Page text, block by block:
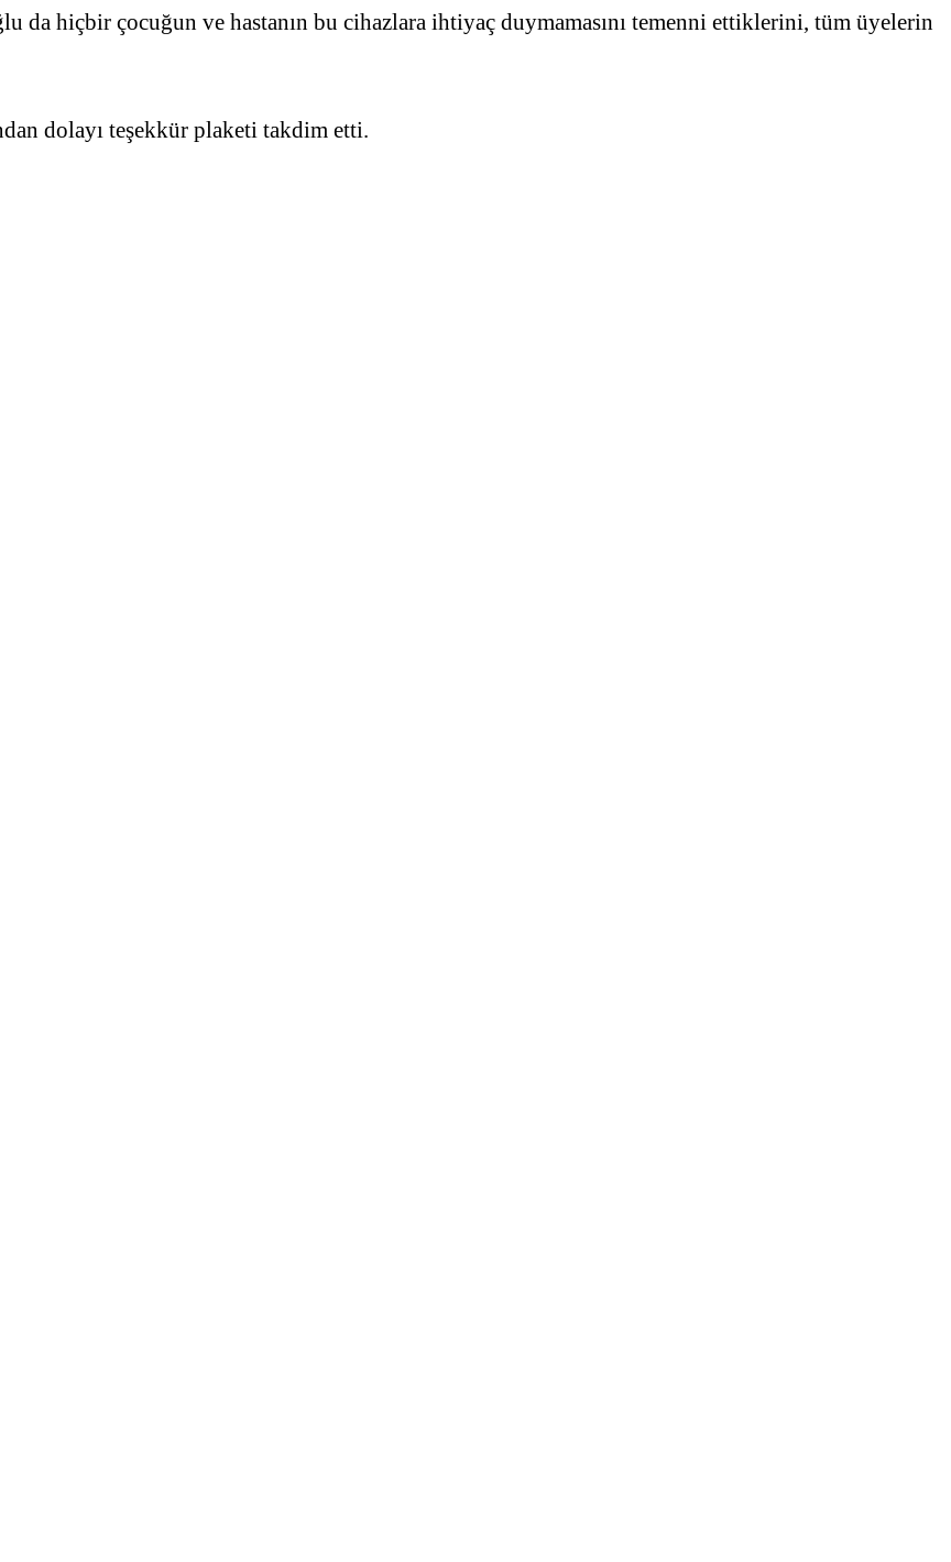
da hiçbir çocuğun ve hastanın bu cihazlara ihtiyaç duymamasını temenni ettiklerini, tüm üyelerin
dolayı teşekkür plaketi takdim etti.